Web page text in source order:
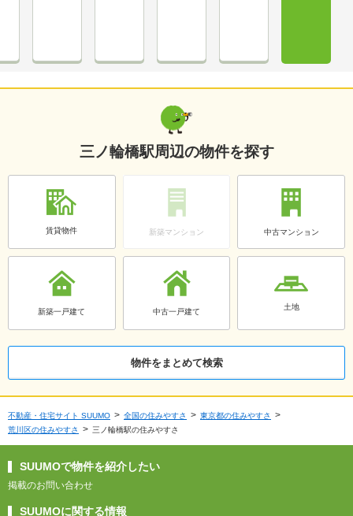
三ノ輪橋駅周辺の物件を探す
賃貸物件 新築マンション 中古マンション
新築一戸建て 中古一戸建て
土地
物件をまとめて検索
不動産・住宅サイト SUUMO 全国の住みやすさ
東京都の住みやすさ
荒川区の住みやすさ
三ノ輪橋駅の住みやすさ
SUUMOで物件を紹介したい
掲載のお問い合わせ
SUUMOに関する情報